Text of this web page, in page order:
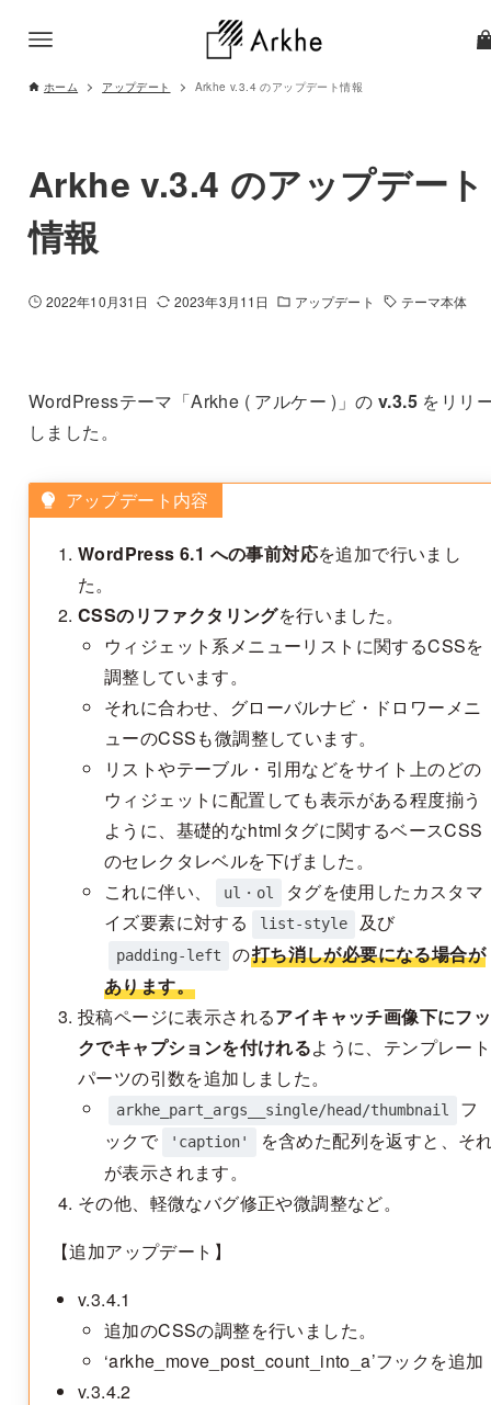
ホーム アップデート Arkhe v.3.4 のアップデート情報
Arkhe v.3.4 のアップデート
情報
2022年10月31日 2023年3月11日 アップデート テーマ本体
WordPressテーマ「Arkhe ( アルケー )」の v.3.5をリリ
しました。
アップデート内容
WordPress 6.1 への事前対応を追加で行いまし
た。
CSSのリファクタリングを行いました。
ウィジェット系メニューリストに関するCSSを
調整しています。
それに合わせ、グローバルナビ・ドロワーメニ
ューのCSSも微調整しています。
リストやテーブル・引用などをサイト上のどの
ウィジェットに配置しても表示がある程度揃う
ように、基礎的なhtmlタグに関するベースCSS
のセレクタレベルを下げました。
これに伴い、
ul・ol
タグを使用したカスタマ
イズ要素に対する
list-style 及び
padding-left の打ち消しが必要になる場合が
あります。
投稿ページに表示されるアイキャッチ画像下にフッ
クでキャプションを付けれるように、テンプレート
パーツの引数を追加しました。
arkhe_part_args__single/head/thumbnail
フ
ックで
'caption'
を含めた配列を返すと、そ
が表示されます。
その他、軽微なバグ修正や微調整など。
【追加アップデート】
v.3.4.1
追加のCSSの調整を行いました。
‘arkhe_move_post_count_into_a’フックを追加
v.3.4.2